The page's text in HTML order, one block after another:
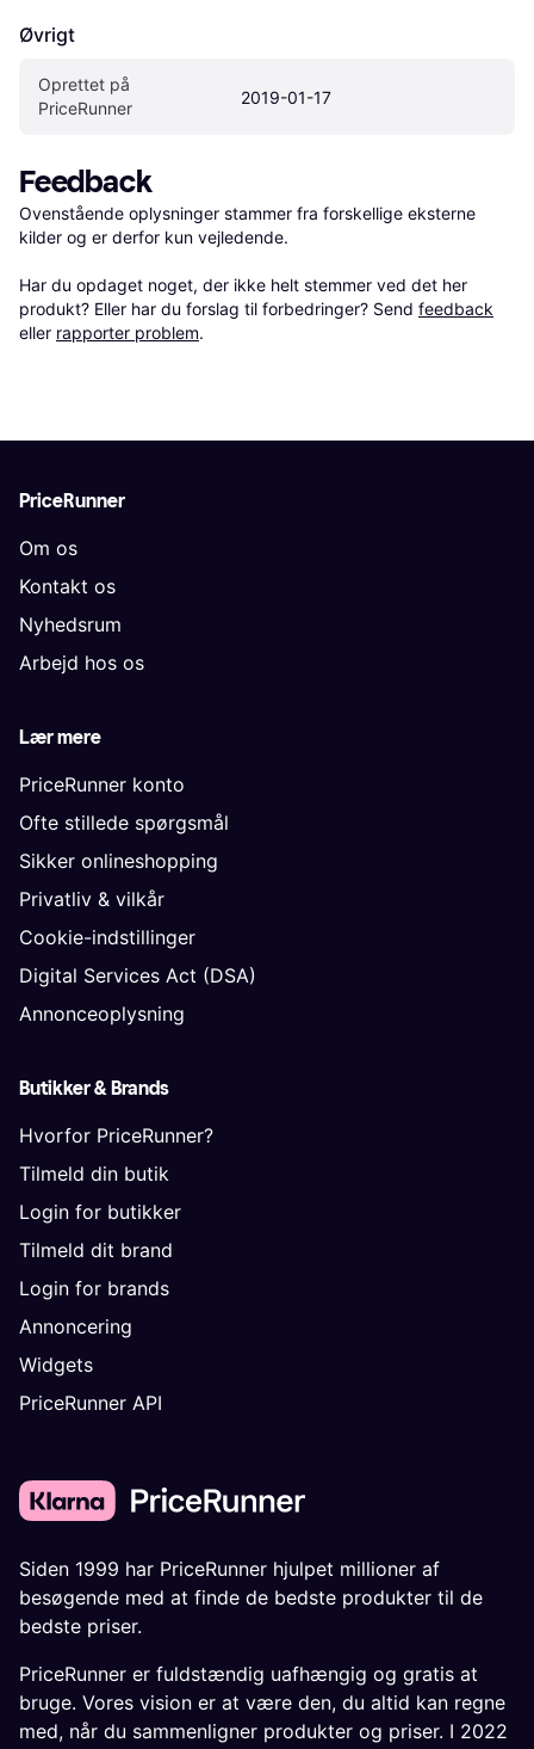
Øvrigt
Oprettet på
PriceRunner
2019-01-17
Feedback
Ovenstående oplysninger stammer fra forskellige eksterne
kilder og er derfor kun vejledende.
Har du opdaget noget, der ikke helt stemmer ved det her
produkt? Eller har du forslag til forbedringer? Send feedback
eller rapporter problem.
PriceRunner
Om os
Kontakt os
Nyhedsrum
Arbejd hos os
Lær mere
PriceRunner konto
Ofte stillede spørgsmål
Sikker onlineshopping
Privatliv & vilkår
Cookie-indstillinger
Digital Services Act (DSA)
Annonceoplysning
Butikker & Brands
Hvorfor PriceRunner?
Tilmeld din butik
Login for butikker
Tilmeld dit brand
Login for brands
Annoncering
Widgets
PriceRunner API
Siden 1999 har PriceRunner hjulpet millioner af
besøgende med at finde de bedste produkter til de
bedste priser.
PriceRunner er fuldstændig uafhængig og gratis at
bruge. Vores vision er at være den, du altid kan regne
med, når du sammenligner produkter og priser. I 2022